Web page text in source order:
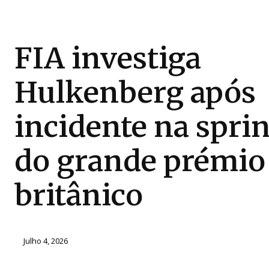
FIA investiga
Hulkenberg após
incidente na
do grande prémio
britânico
Julho 4, 2026